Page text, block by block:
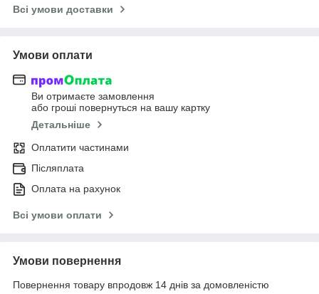
Всі умови доставки
Умови оплати
Ви отримаєте замовлення
або гроші повернуться на вашу картку
Детальніше
Оплатити частинами
Післяплата
Оплата на рахунок
Всі умови оплати
Умови повернення
Повернення товару впродовж 14 днів за домовленістю